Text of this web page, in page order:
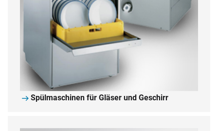
Spülmaschinen für Gläser und Geschirr